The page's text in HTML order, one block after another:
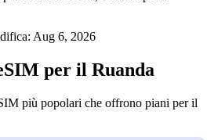
Aug 6, 2026
per il Ruanda
più popolari che offrono piani per il